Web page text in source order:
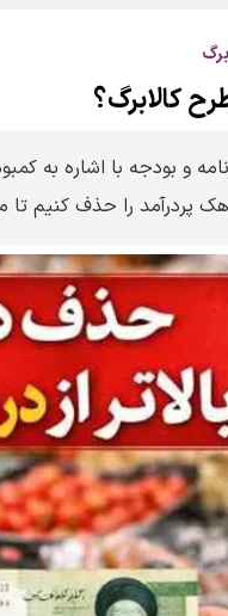
و بودجه با اشاره به
پردرآمد را حذف کنیم تا